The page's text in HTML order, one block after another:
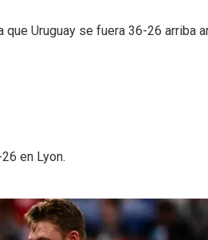
Uruguay se fuera 36-26 arriba
en Lyon.